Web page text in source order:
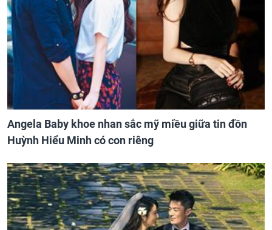
Angela Baby khoe nhan sắc mỹ miều giữa tin đồn
Huỳnh Hiểu Minh có con riêng